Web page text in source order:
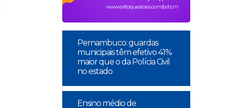
Pernambuco: guardas
municipais têm efetivo 41%
maior que o da Polícia Civil
no estado
Ensino médio de